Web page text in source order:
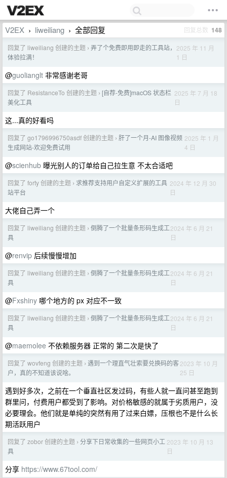
V2EX › liweiliang › 全部回复 回复总数 148
回复了 liweiliang 创建的主题 › 弄了个免费即用即走的工具站，
体验拉满！
2025 年 11 月
1 日
@guolianglt 非常感谢老哥
回复了 ResistanceTo 创建的主题 › [自荐-免费]macOS 状态栏
美化工具
2025 年 7 月 18
日
这...真的好看吗
回复了 go1796996750asdf 创建的主题 › 肝了一个月-AI 图像视频
生成网站-欢迎免费试用
2025 年 1 月
4 日
@scienhub 曝光别人的订单给自己拉生意 不太合适吧
回复了 forty 创建的主题 › 求推荐支持用户自定义扩展的工具
站平台
2024 年 12 月 30
日
大佬自己弄一个
回复了 liweiliang 创建的主题 › 倒腾了一个批量条形码生成工
具
2024 年 6 月 21
日
@renvip 后续慢慢增加
回复了 liweiliang 创建的主题 › 倒腾了一个批量条形码生成工
具
2024 年 6 月 21
日
@Fxshiny 哪个地方的 px 对应不一致
回复了 liweiliang 创建的主题 › 倒腾了一个批量条形码生成工
具
2024 年 6 月 21
日
@maemolee 不依赖服务器 正常的 第二次是快了
回复了 wovfeng 创建的主题 › 遇到一个理直气壮索要兑换码的客
户，真的不知道该说啥。
2023 年 10 月
25 日
遇到好多次，之前在一个垂直社区发过码，有些人就一直问甚至跑到
群里问，付费用户都受到了影响。对价格敏感的就属于劣质用户，没
必要理会。他们就是单纯的突然有用了过来白嫖，压根也不是什么长
期活跃用户
回复了 zobor 创建的主题 › 分享下日常收集的一些网页小工
具
2023 年 10 月 13
日
分享 https://www.67tool.com/